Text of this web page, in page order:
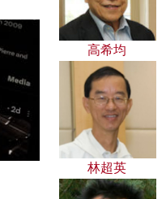
高希均
林超英